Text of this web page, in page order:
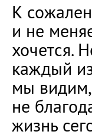
К
и не
хочется.
каждый
мы
не
жизнь